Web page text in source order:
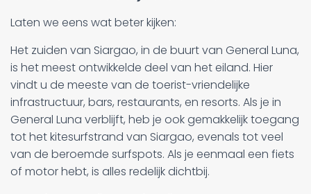
Laten we eens wat beter kijken:
Het zuiden van Siargao, in de buurt van General Luna,
is het meest ontwikkelde deel van het eiland. Hier
vindt u de meeste van de toerist-vriendelijke
infrastructuur, bars, restaurants, en resorts. Als je in
General Luna verblijft, heb je ook gemakkelijk toegang
tot het kitesurfstrand van Siargao, evenals tot veel
van de beroemde surfspots. Als je eenmaal een fiets
of motor hebt, is alles redelijk dichtbij.